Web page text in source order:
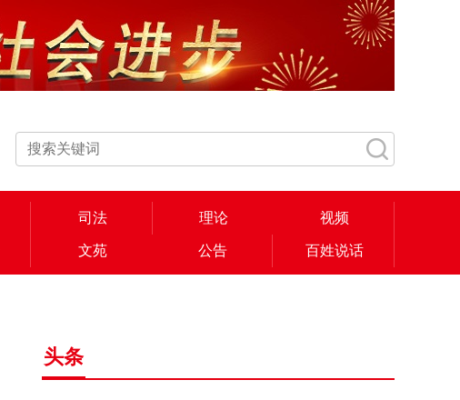
司法 理论 视频
文苑 公告 百姓说话
头条